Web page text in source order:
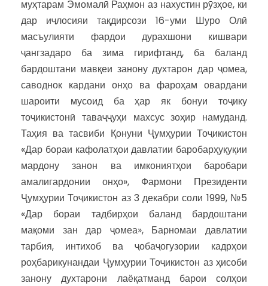
муҳтарам Эмомалӣ Раҳмон аз нахустин рӯзҳое, ки
дар иҷлосияи тақдирсози 16-уми Шуро Олӣ
масъулияти фардои дурахшони кишвари
ҷангзадаро ба зима гирифтанд, ба баланд
бардоштани мавқеи занону духтарон дар ҷомеа,
саводнок кардани онҳо ва фароҳам овардани
шароити мусоид ба ҳар як бонуи тоҷику
тоҷикистонӣ таваҷҷуҳи махсус зоҳир намуданд.
Таҳия ва тасвиби Қонуни Ҷумҳурии Тоҷикистон
«Дар бораи кафолатҳои давлатии баробарҳуқуқии
мардону занон ва имкониятҳои баробари
амалигардонии онҳо», Фармони Президенти
Ҷумҳурии Тоҷикистон аз 3 декабри соли 1999, №5
«Дар бораи тадбирҳои баланд бардоштани
мақоми зан дар ҷомеа», Барномаи давлатии
тарбия, интихоб ва ҷобаҷогузории кадрҳои
роҳбарикунандаи Ҷумҳурии Тоҷикистон аз ҳисоби
занону духтарони лаёқатманд барои солҳои